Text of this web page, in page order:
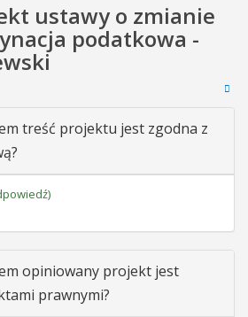
ustawy o zmianie
podatkowa -
treść projektu jest zgodna z
opiniowany projekt jest
prawnymi?